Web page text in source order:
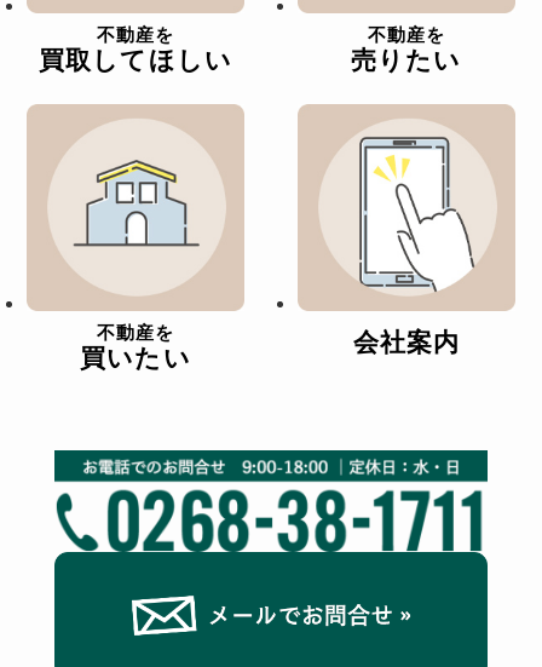
不動産を
買取してほしい
不動産を
売りたい
不動産を
買いたい
会社案内